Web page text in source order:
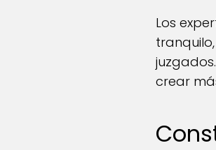
Los
crear